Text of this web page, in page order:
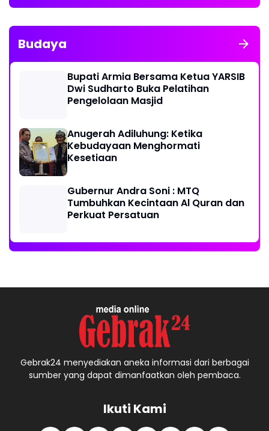
Budaya
Bupati Armia Bersama Ketua YARSIB
Dwi Sudharto Buka Pelatihan
Pengelolaan Masjid
Anugerah Adiluhung: Ketika
Kebudayaan Menghormati
Kesetiaan
Gubernur Andra Soni : MTQ
Tumbuhkan Kecintaan Al Quran dan
Perkuat Persatuan
Gebrak24 menyediakan aneka informasi dari berbagai
sumber yang dapat dimanfaatkan oleh pembaca.
Ikuti Kami